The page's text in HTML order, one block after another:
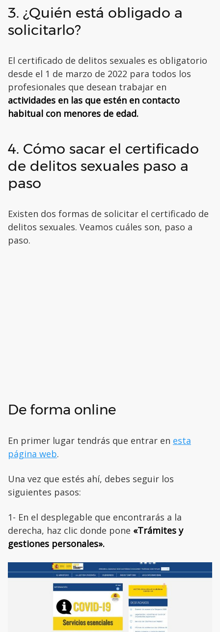
3. ¿Quién está obligado a
solicitarlo?
El certificado de delitos sexuales es obligatorio
desde el 1 de marzo de 2022 para todos los
profesionales que desean trabajar en
actividades en las que estén en contacto
habitual con menores de edad.
4. Cómo sacar el certificado
de delitos sexuales paso a
paso
Existen dos formas de solicitar el certificado de
delitos sexuales. Veamos cuáles son, paso a
paso.
De forma online
En primer lugar tendrás que entrar en esta
página web.
Una vez que estés ahí, debes seguir los
siguientes pasos:
1- En el desplegable que encontrarás a la
derecha, haz clic donde pone «Trámites y
gestiones personales».